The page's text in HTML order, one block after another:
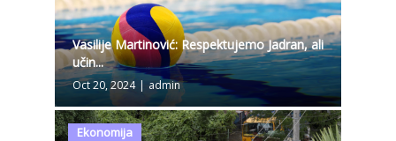
Vasilije Martinović: Respektujemo Jadran, ali
učin...
Oct 20, 2024 | admin
Ekonomija